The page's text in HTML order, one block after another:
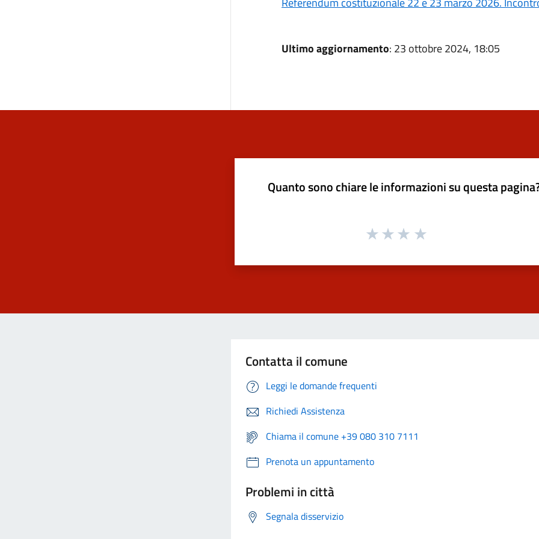
Ultimo aggiornamento: 23 ottobre 2024, 18:05
Quanto sono chiare le informazioni su questa
Contatta il comune
Leggi le domande frequenti
Richiedi Assistenza
Chiama il comune +39 080 310 7111
Prenota un appuntamento
Problemi in città
Segnala disservizio